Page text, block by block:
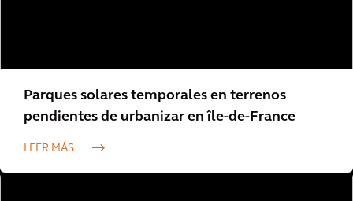
Parques solares temporales en terrenos
pendientes de urbanizar en île-de-France
LEER MÁS